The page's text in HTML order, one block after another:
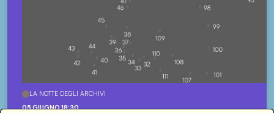
LA NOTTE DEGLI ARCHIVI
05 GIUGNO 18:30